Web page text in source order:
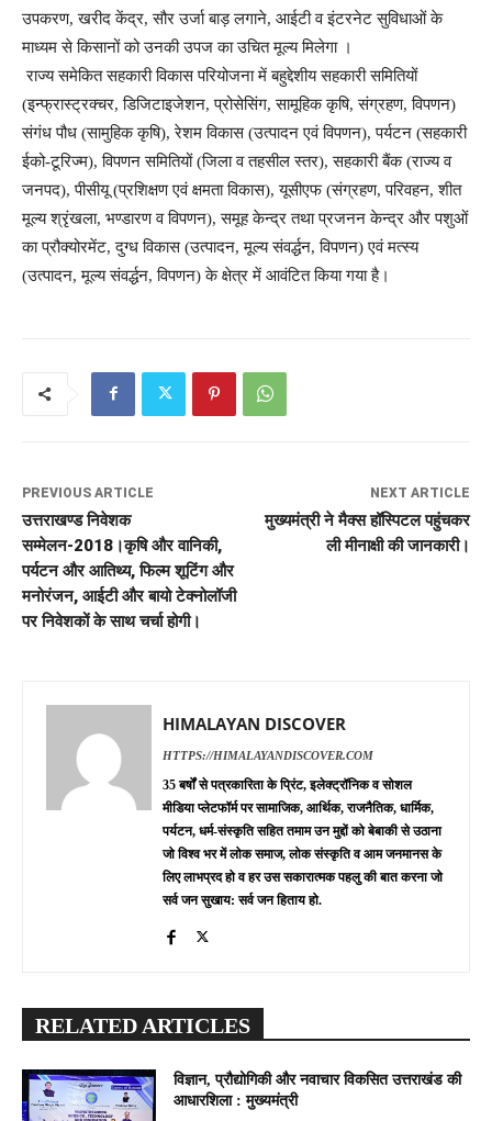
उपकरण, खरीद केंद्र, सौर उर्जा बाड़ लगाने, आईटी व इंटरनेट सुविधाओं के
माध्यम से किसानों को उनकी उपज का उचित मूल्य मिलेगा ।
राज्य समेकित सहकारी विकास परियोजना में बहुद्देशीय सहकारी समितियों
(इन्फ्रास्ट्रक्चर, डिजिटाइजेशन, प्रोसेसिंग, सामूहिक कृषि, संग्रहण, विपणन)
संगंध पौध (सामुहिक कृषि), रेशम विकास (उत्पादन एवं विपणन), पर्यटन (सहकारी
ईको-टूरिज्म), विपणन समितियों (जिला व तहसील स्तर), सहकारी बैंक (राज्य व
जनपद), पीसीयू (प्रशिक्षण एवं क्षमता विकास), यूसीएफ (संग्रहण, परिवहन, शीत
मूल्य श्रृंखला, भण्डारण व विपणन), समूह केन्द्र तथा प्रजनन केन्द्र और पशुओं
का प्रौक्योरमेंट, दुग्ध विकास (उत्पादन, मूल्य संवर्द्धन, विपणन) एवं मत्स्य
(उत्पादन, मूल्य संवर्द्धन, विपणन) के क्षेत्र में आवंटित किया गया है।
PREVIOUS ARTICLE
उत्तराखण्ड निवेशक
सम्मेलन-2018।कृषि और वानिकी,
पर्यटन और आतिथ्य, फिल्म शूटिंग और
मनोरंजन, आईटी और बायो टेक्नोलॉजी
पर निवेशकों के साथ चर्चा होगी।
NEXT ARTICLE
मुख्यमंत्री ने मैक्स हॉस्पिटल पहुंचकर
ली मीनाक्षी की जानकारी।
HIMALAYAN DISCOVER
HTTPS://HIMALAYANDISCOVER.COM
35 बर्षों से पत्रकारिता के प्रिंट, इलेक्ट्रॉनिक व सोशल
मीडिया प्लेटफॉर्म पर सामाजिक, आर्थिक, राजनैतिक, धार्मिक,
पर्यटन, धर्म-संस्कृति सहित तमाम उन मुद्दों को बेबाकी से उठाना
जो विश्व भर में लोक समाज, लोक संस्कृति व आम जनमानस के
लिए लाभप्रद हो व हर उस सकारात्मक पहलु की बात करना जो
सर्व जन सुखाय: सर्व जन हिताय हो.
RELATED ARTICLES
विज्ञान, प्रौद्योगिकी और नवाचार विकसित उत्तराखंड की
आधारशिला : मुख्यमंत्री